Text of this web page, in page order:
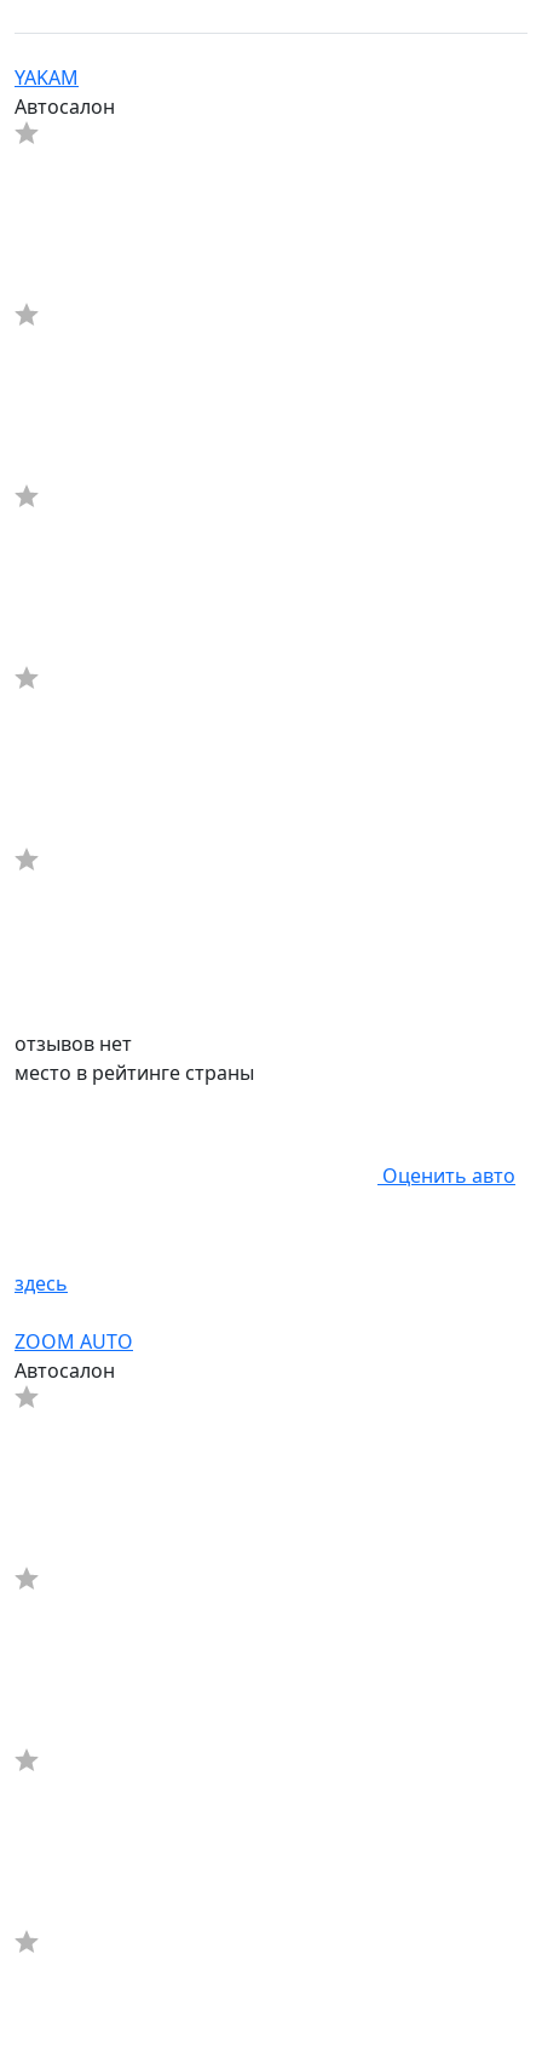
YAKAM
Автосалон
отзывов нет
место в рейтинге страны
Оценить авто
здесь
ZOOM AUTO
Автосалон